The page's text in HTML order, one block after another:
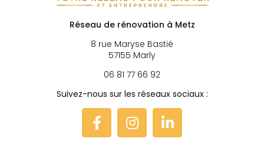
Réseau de rénovation à Metz
8 rue Maryse Bastié
57155 Marly
06 81 77 66 92
Suivez-nous sur les réseaux sociaux :